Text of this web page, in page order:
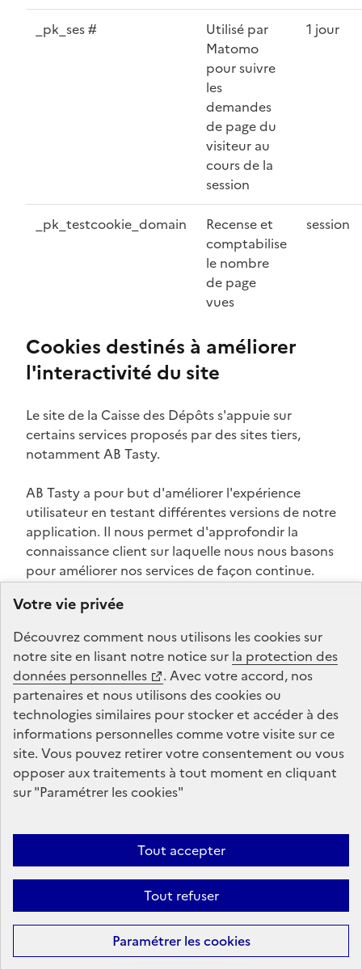
Votre vie privée
Découvrez comment nous utilisons lescookiessur
notre site en lisant notre notice sur la protection des
données personnelles
. Avec votre accord, nos
partenaires et nous utilisons descookiesou
technologies similaires pour stocker et accéder à des
informations personnelles comme votre visite sur ce
site. Vous pouvez retirer votre consentement ou vous
opposer aux traitements à tout moment en cliquant
sur "Paramétrer lescookies"
Tout accepter
Tout refuser
Paramétrer lescookies
_pk_ses #
Utilisé par
Matomo
pour suivre
les
demandes
de page du
visiteur au
cours de la
session
1 jour
_pk_testcookie_domain
Recense et
comptabilise
le nombre
de page
vues
session
Cookies destinés à améliorer
l'interactivité du site
Le site de la Caisse des Dépôts s'appuie sur
certains services proposés par des sites tiers,
notamment AB Tasty.
AB Tasty a pour but d'améliorer l'expérience
utilisateur en testant différentes versions de notre
application. Il nous permet d'approfondir la
connaissance client sur laquelle nous nous basons
pour améliorer nos services de façon continue.
anonymisées pour valider les choix de variations.
Nom
du
cookie
Finalité
Durée de
conservation
AB
TASTY
Ce cookie est utilisé
dans le cadre de
tests multi-variables.
C'est un outil utilisé
modifier le contenu
du site.
13 mois
Collecte des données via le
formulaire Dotation
Lanceurs d'Alerte